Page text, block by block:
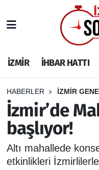
İZMİR İHBAR HATTI
HABERLER İZMİR
İzmir’de
başlıyor!
Altı mahallede
etkinlikleri
İHBAR HATTI
DEPREM
GENEL
EKONOMİ
İzmir Nöbetçi
İzmir Hava
İzmir Namaz
İzmir Trafik
Puan Durumu ve